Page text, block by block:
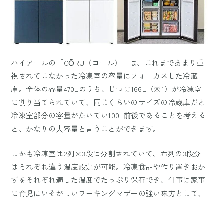
ハイアールの「CŌRU（コール）」は、これまであまり重
視されてこなかった冷凍室の容量にフォーカスした冷蔵
庫。全体の容量470Lのうち、じつに166L（※1）が冷凍室
に割り当てられていて、同じくらいのサイズの冷蔵庫だと
冷凍室部分の容量がたいてい100L前後であることを考える
と、かなりの大容量と言うことができます。
しかも冷凍室は2列×3段に分割されていて、右列の3段分
はそれぞれ違う温度設定が可能。冷凍食品や作り置きおか
ずをそれぞれ適した温度でたっぷり保存でき、仕事に家事
に育児にいそがしいワーキングマザーの強い味方として、